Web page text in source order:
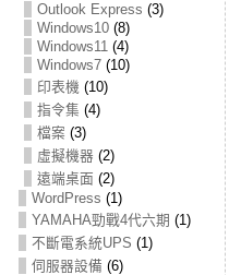
Outlook Express (3)
Windows10(8)
Windows11(4)
Windows7(10)
印表機 (10)
指令集 (4)
檔案 (3)
虛擬機器 (2)
遠端桌面 (2)
WordPress (1)
YAMAHA勁戰4代六期 (1)
不斷電系統UPS (1)
伺服器設備 (6)